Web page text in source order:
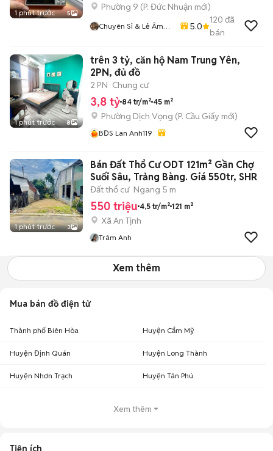
1 phút trước 5
Phường 9 (P. Đức Nhuận mới)
Chuyên Sỉ & Lẻ Âm
5.0
120 đã
bán
1 phút trước 8
trên 3 tỷ, căn hộ Nam Trung Yên,
2PN, đủ đồ
2 PN Chung cư
3,8 tỷ 84 tr/m² 45 m²
Phường Dịch Vọng (P. Cầu Giấy mới)
BĐS Lan Anh119
1 phút trước 3
Bán Đất Thổ Cư ODT 121m² Gần Chợ
Suối Sâu, Trảng Bàng. Giá 550tr, SHR
Đất thổ cư Ngang 5 m
550 triệu 4,5 tr/m² 121 m²
Xã An Tịnh
Trâm Anh
Xem thêm
Mua bán đồ điện tử
Thành phố Biên Hòa Huyện Cẩm Mỹ
Huyện Định Quán Huyện Long Thành
Huyện Nhơn Trạch Huyện Tân Phú
Xem thêm
Tiện ích